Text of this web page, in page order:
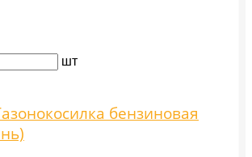
шт
бензиновая